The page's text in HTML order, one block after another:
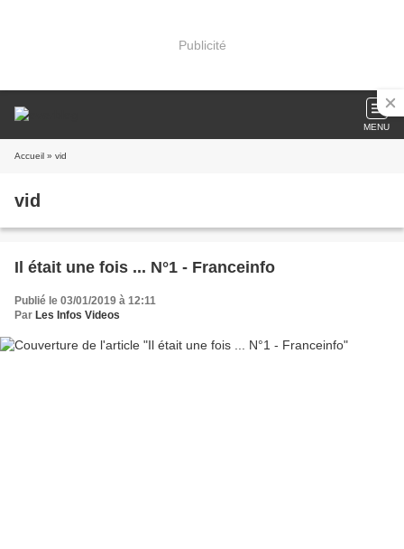
Publicité
MENU
Accueil » vid
vid
Il était une fois ... N°1 - Franceinfo
Publié le 03/01/2019 à 12:11
Par Les Infos Videos